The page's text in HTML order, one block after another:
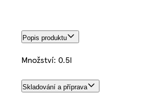
Popis produktu
Množství: 0.5l
Skladování a příprava